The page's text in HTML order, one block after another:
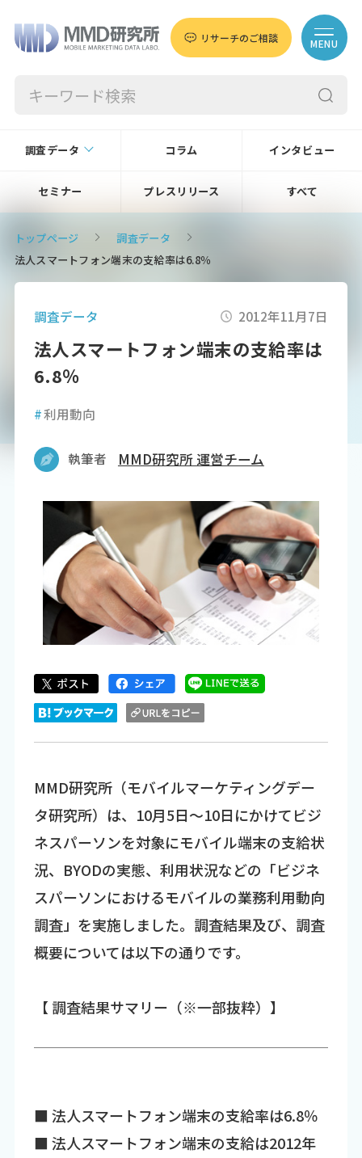
リサーチのご相談 MENU
調査データ コラム インタビュー
セミナー プレスリリース すべて
トップページ
調査データ
法人スマートフォン端末の支給率は6.8％
調査データ 2012年11月7日
法人スマートフォン端末の支給率は
6.8％
#利用動向
執筆者 MMD研究所 運営チーム
MMD研究所（モバイルマーケティングデー
タ研究所）は、10月5日～10日にかけてビジ
ネスパーソンを対象にモバイル端末の支給状
況、BYODの実態、利用状況などの「ビジネ
スパーソンにおけるモバイルの業務利用動向
調査」を実施しました。調査結果及び、調査
概要については以下の通りです。
【 調査結果サマリー（※一部抜粋）】
■ 法人スマートフォン端末の支給率は6.8％
■ 法人スマートフォン端末の支給は2012年